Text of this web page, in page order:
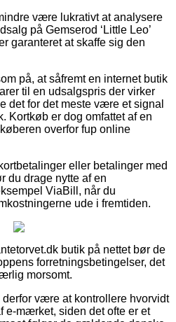
være lukrativt at analysere
på Gemserod ‘Little Leo’
garanteret at skaffe sig den
på, at såfremt en internet butik
til en udsalgspris der virker
det for det meste være et signal
Kortkøb er dog omfattet af en
overfor fup online
eller betalinger med
du drage nytte af en
ViaBill, når du
ude i fremtiden.
butik på nettet bør de
forretningsbetingelser, det
morsomt.
være at kontrollere hvorvidt
e-mærket, siden det ofte er et